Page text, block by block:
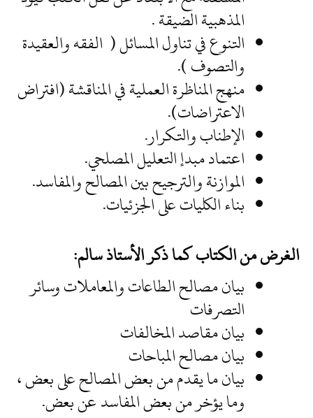
المذهبية الضيقة .
التنوع في تناول المسائل ( الفقه والعقيدة
والتصوف ).
منهج المناظرة العملية في المناقشة (افتراض
الاعتراضات).
الإطناب والتكرار.
اعتماد مبدإ التعليل المصلحي.
الموازنة والترجيح بين المصالح والمفاسد.
بناء الكليات على الجزئيات.
الغرض من الكتاب كما ذكر الأستاذ سالم:
بيان مصالح الطاعات والمعاملات وسائر
التصرفات
بيان مقاصد المخالفات
بيان مصالح المباحات
بيان ما يقدم من بعض المصالح على بعض ،
وما يؤخر من بعض المفاسد عن بعض.